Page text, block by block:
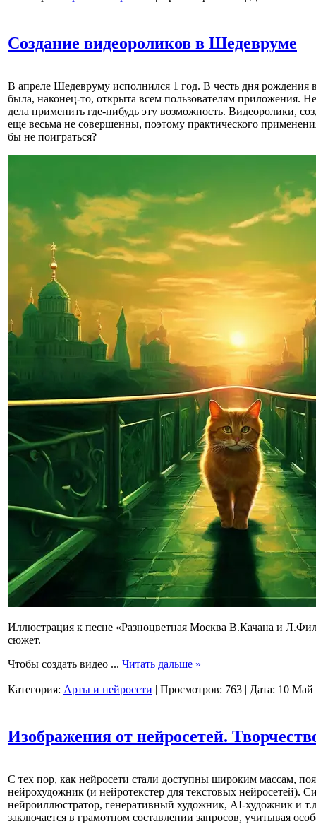
Создание видеороликов в Шедевруме
В апреле Шедевруму исполнился 1 год. В честь дня рождения
была, наконец-то, открыта всем пользователям приложения.
дела применить где-нибудь эту возможность. Видеоролики,
еще весьма не совершенны, поэтому практического
бы не поиграться?
Иллюстрация к песне «Разноцветная Москва В.Качана и
сюжет.
Чтобы создать видео ... Читать дальше »
Категория: Арты и нейросети | Просмотров: 763 | Дата: 10 Май
Изображения от нейросетей.
С тех пор, как нейросети стали доступны широким массам,
нейрохудожник (и нейротекстер для текстовых нейросетей).
нейроиллюстратор, генеративный художник, AI-художник и
заключается в грамотном составлении запросов, учитывая